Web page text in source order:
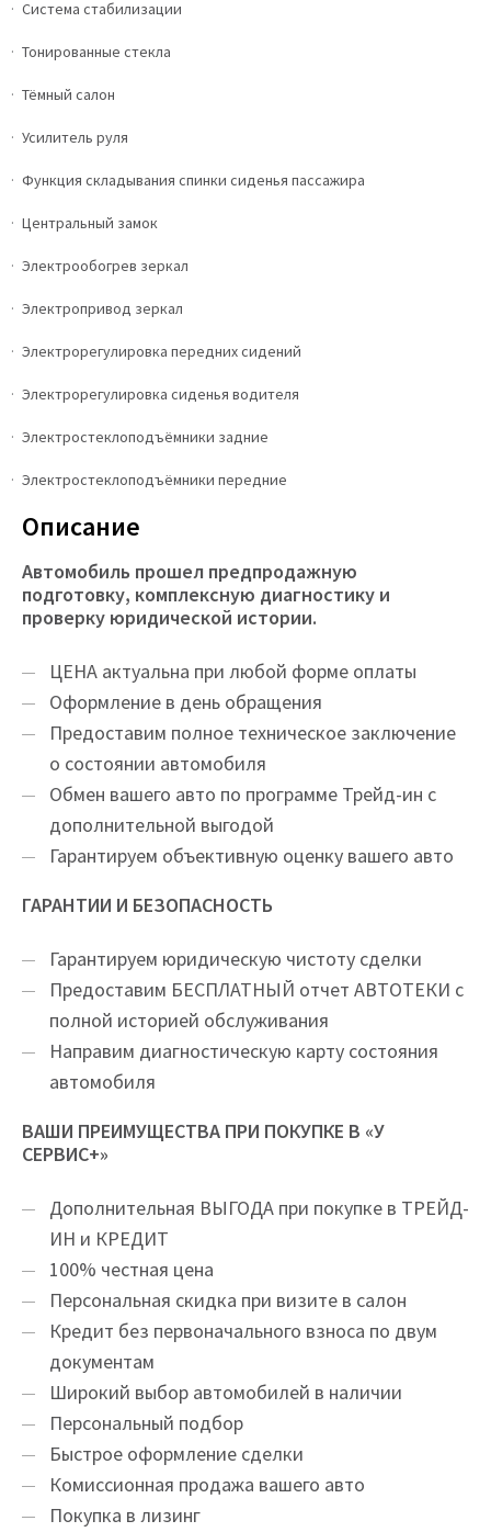
Система стабилизации
Тонированные стекла
Тёмный салон
Усилитель руля
Функция складывания спинки сиденья пассажира
Центральный замок
Электрообогрев зеркал
Электропривод зеркал
Электрорегулировка передних сидений
Электрорегулировка сиденья водителя
Электростеклоподъёмники задние
Электростеклоподъёмники передние
Описание
Автомобиль прошел предпродажную
подготовку, комплексную диагностику и
проверку юридической истории.
ЦEНA актуальна при любой форме оплаты
Оформление в день обращения
Предоставим полное техническое заключение
о состоянии автомобиля
Обмен вашего авто по программе Трейд-ин с
дополнительной выгодой
Гарантируем объективную оценку вашего авто
ГАРАНТИИ И БЕЗОПАСНОСТЬ
Гарантируем юридическую чистоту сделки
Предоставим БЕСПЛАТНЫЙ отчет АВТОТЕКИ с
полной историей обслуживания
Направим диагностическую карту состояния
автомобиля
ВАШИ ПРЕИМУЩЕСТВА ПРИ ПОКУПКЕ В «У
СЕРВИС+»
Дополнительная ВЫГОДА при покупке в ТРЕЙД-
ИН и КРЕДИТ
100% честная цена
Персональная скидка при визите в салон
Кредит без первоначального взноса по двум
документам
Широкий выбор автомобилей в наличии
Персональный подбор
Быстрое оформление сделки
Комиссионная продажа вашего авто
Покупка в лизинг